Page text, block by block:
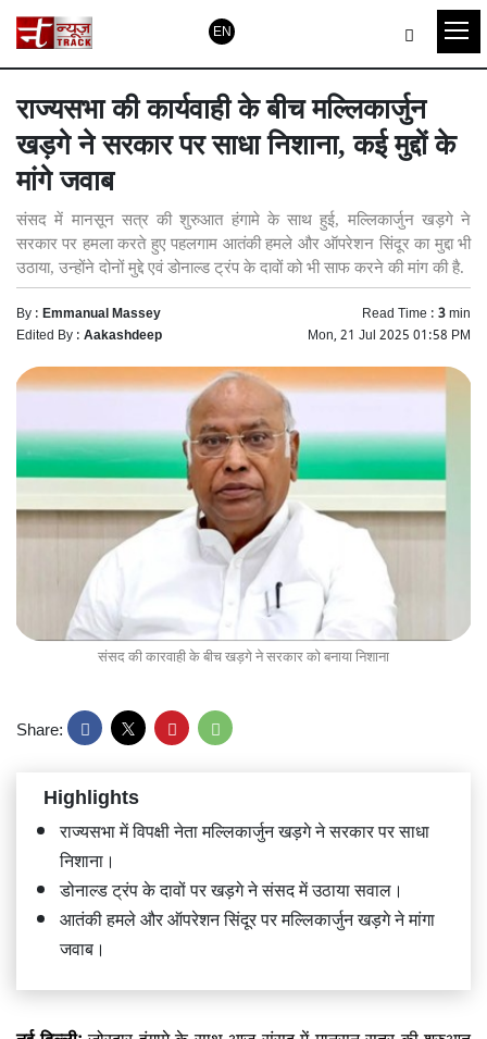
EN
राज्यसभा की कार्यवाही के बीच मल्लिकार्जुन
खड़गे ने सरकार पर साधा निशाना, कई मुद्दों के
मांगे जवाब
संसद में मानसून सत्र की शुरुआत हंगामे के साथ हुई, मल्लिकार्जुन खड़गे ने
सरकार पर हमला करते हुए पहलगाम आतंकी हमले और ऑपरेशन सिंदूर का मुद्दा भी
उठाया, उन्होंने दोनों मुद्दे एवं डोनाल्ड ट्रंप के दावों को भी साफ करने की मांग की है.
By :Emmanual Massey Read Time :3min
Edited By :Aakashdeep Mon, 21 Jul 2025 01:58 PM
संसद की कारवाही के बीच खड़गे ने सरकार को बनाया निशाना
Share:
Highlights
राज्यसभा में विपक्षी नेता मल्लिकार्जुन खड़गे ने सरकार पर साधा
निशाना।
डोनाल्ड ट्रंप के दावों पर खड़गे ने संसद में उठाया सवाल।
आतंकी हमले और ऑपरेशन सिंदूर पर मल्लिकार्जुन खड़गे ने मांगा
जवाब।